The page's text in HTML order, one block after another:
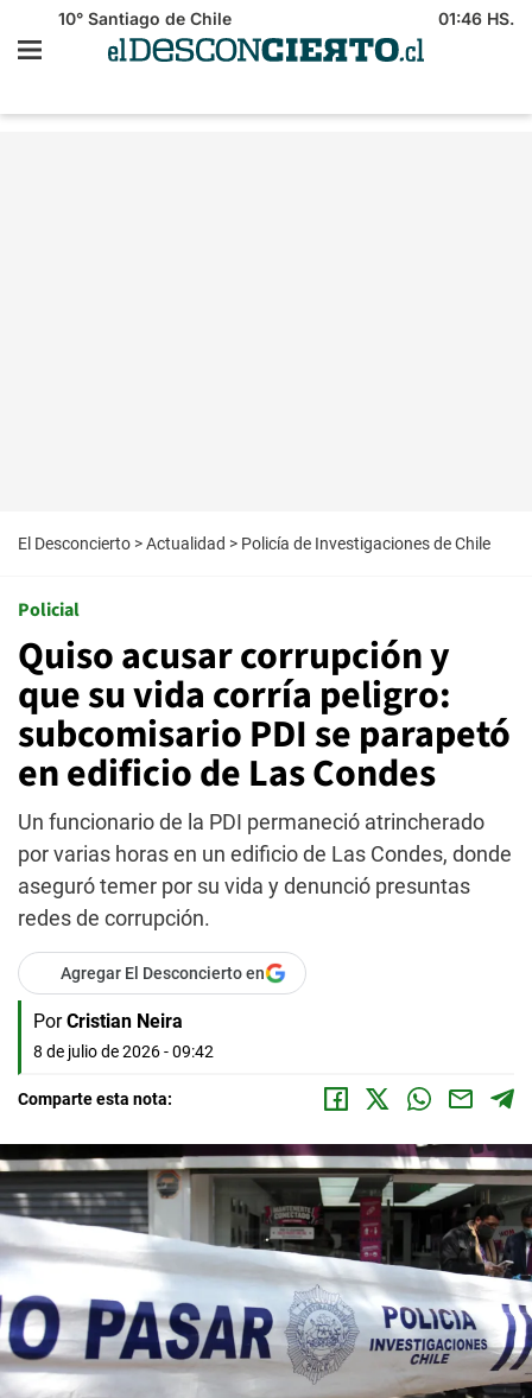
10° Santiago de Chile 01:46 HS.
El Desconcierto >Actualidad > Policía de Investigaciones de Chile
Policial
Quiso acusar corrupción y
que su vida corría peligro:
subcomisario PDI se parapetó
en edificio de Las Condes
Un funcionario de la PDI permaneció atrincherado
por varias horas en un edificio de Las Condes, donde
aseguró temer por su vida y denunció presuntas
redes de corrupción.
Agregar El Desconcierto en
Por Cristian Neira
8 de julio de 2026 - 09:42
Comparte esta nota: